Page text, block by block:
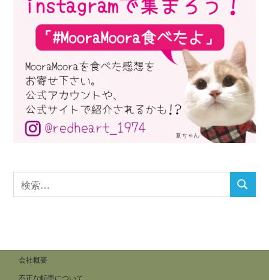
検
索
検
会社概要
不正な転売について